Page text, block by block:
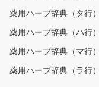
薬用ハーブ辞典（タ行）
薬用ハーブ辞典（ハ行）
薬用ハーブ辞典（マ行）
薬用ハーブ辞典（ラ行）